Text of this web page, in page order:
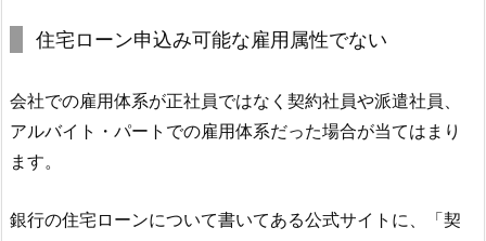
住宅ローン申込み可能な雇用属性でない
会社での雇用体系が正社員ではなく契約社員や派遣社員、
アルバイト・パートでの雇用体系だった場合が当てはまり
ます。
銀行の住宅ローンについて書いてある公式サイトに、「契